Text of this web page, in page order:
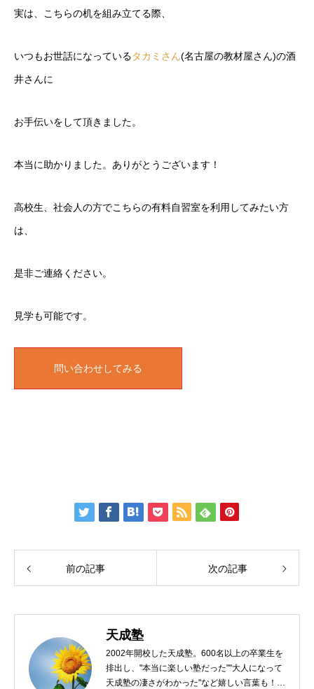
実は、こちらの机を組み立てる際、
いつもお世話になっているタカミさん(名古屋の教材屋さん)の酒
井さんに
お手伝いをして頂きました。
本当に助かりました。ありがとうございます！
高校生、社会人の方でこちらの有料自習室を利用してみたい方
は、
是非ご連絡ください。
見学も可能です。
問い合わせしてみる
前の記事 次の記事
天成塾
2002年開校した天成塾。600名以上の卒業生を
排出し、"本当に楽しい塾だった""大人になって
天成塾の凄さがわかった"など嬉しい言葉も！